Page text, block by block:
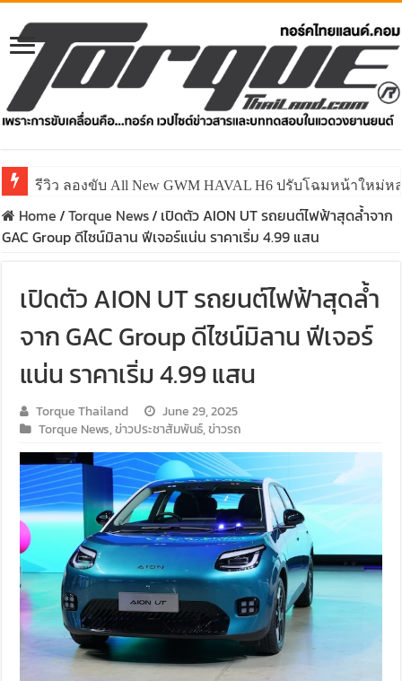
รีวิว ลองขับ All New GWM HAVAL H6 ปรับโฉมหน้าใหม่
Home/Torque News/ เปิดตัว AION UT รถยนต์ไฟฟ้าสุดล้ำจาก
GAC Group ดีไซน์มิลาน ฟีเจอร์แน่น ราคาเริ่ม 4.99 แสน
เปิดตัว AION UT รถยนต์ไฟฟ้าสุดล้ำ
จาก GAC Group ดีไซน์มิลาน ฟีเจอร์
แน่น ราคาเริ่ม 4.99 แสน
Torque Thailand
June 29, 2025
Torque News,ข่าวประชาสัมพันธ์,ข่าวรถ